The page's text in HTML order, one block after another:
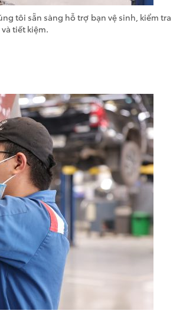
tôi sẵn sàng hỗ trợ bạn vệ sinh, kiểm tra
tiết kiệm.